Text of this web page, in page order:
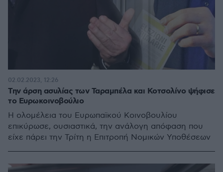
Την άρση ασυλίας των Ταραμπέλα και Κοτσολίνο ψήφισε
το Ευρωκοινοβούλιο
Η ολομέλεια του Ευρωπαϊκού Κοινοβουλίου
επικύρωσε, ουσιαστικά, την ανάλογη απόφαση που
είχε πάρει την Τρίτη η Επιτροπή Νομικών Υποθέσεων
02.02.2023, 12:26